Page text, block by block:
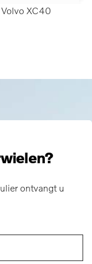
Volvo XC40
ontvangt u